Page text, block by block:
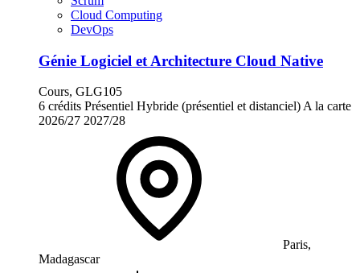
Cloud Computing
DevOps
Génie Logiciel et Architecture Cloud Native
Cours, GLG105
6 crédits Présentiel Hybride (présentiel et distanciel) A la carte
2026/27 2027/28
Paris,
Madagascar